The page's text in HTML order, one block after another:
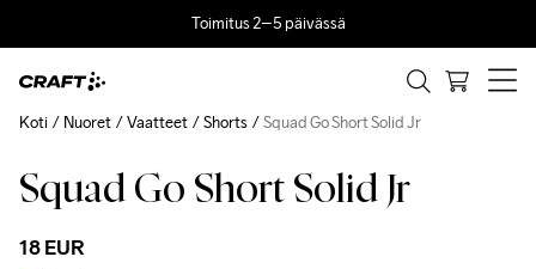
Toimitus 2–5 päivässä
Squad Go Short Solid Jr
18 EUR
Koti Nuoret Vaatteet Shorts Squad Go Short Solid Jr